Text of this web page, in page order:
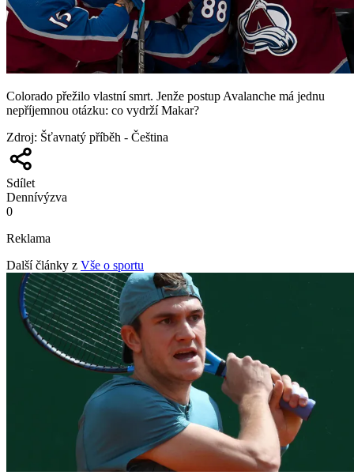
Colorado přežilo vlastní smrt. Jenže postup Avalanche má jednu
nepříjemnou otázku: co vydrží Makar?
Zdroj: Šťavnatý příběh - Čeština
Sdílet
Dennívýzva
0
Reklama
Další články z Vše o sportu